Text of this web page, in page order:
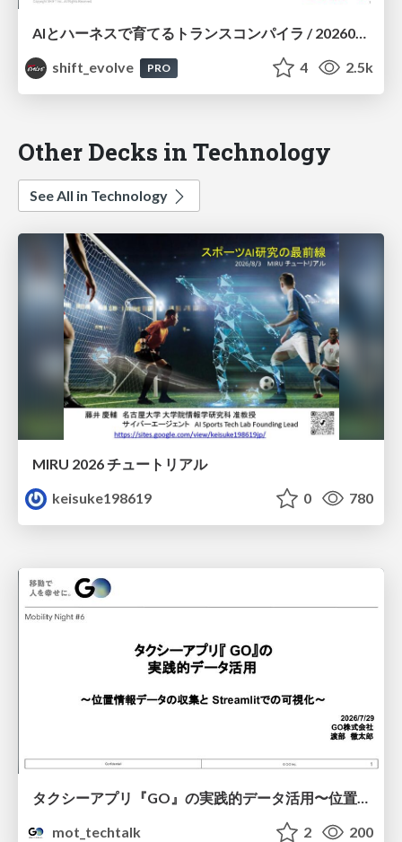
AIとハーネスで育てるトランスコンパイラ / 20260722 Yasushi Katayama
shift_evolve
PRO 4 2.5k
Other Decks in Technology
See All in Technology
MIRU 2026 チュートリアル
keisuke198619
0 780
タクシーアプリ『GO』の実践的データ活用〜位置情報データの収集とStreamlitでの可視化〜
mot_techtalk
2 200